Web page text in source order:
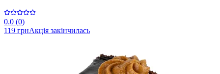
0.0 (0)
119 грнАкція закінчилась